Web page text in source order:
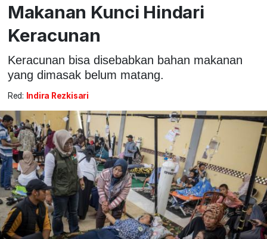
Makanan Kunci Hindari
Keracunan
Keracunan bisa disebabkan bahan makanan
yang dimasak belum matang.
Red: Indira Rezkisari